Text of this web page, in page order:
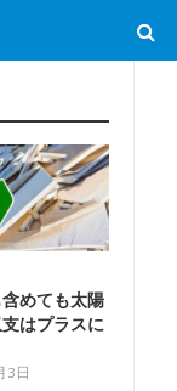
めても太陽
はプラスに
3日